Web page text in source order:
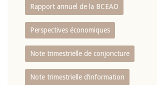
Rapport annuel de la BCEAO
Perspectives économiques
Note trimestrielle de conjoncture
Note trimestrielle d‘information